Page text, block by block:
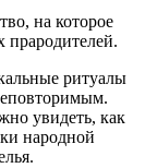
на которое
прародителей.
ритуалы
увидеть, как
народной